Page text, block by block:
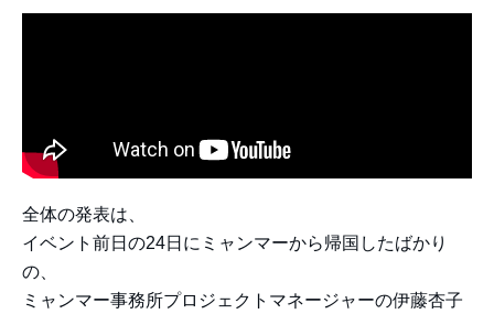
全体の発表は、
イベント前日の24日にミャンマーから帰国したばかり
の、
ミャンマー事務所プロジェクトマネージャーの伊藤杏子